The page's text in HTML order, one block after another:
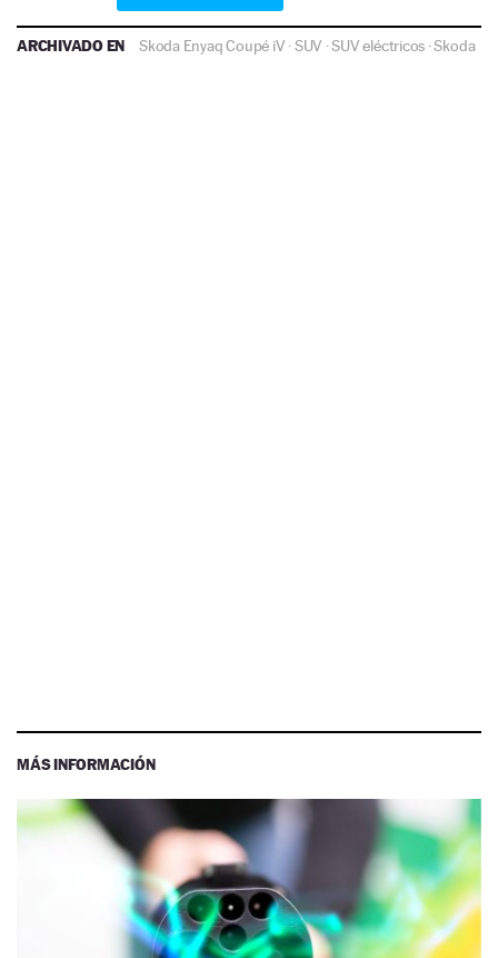
ARCHIVADO EN Skoda Enyaq Coupé iV ·SUV ·SUV eléctricos ·Skoda
MÁS INFORMACIÓN